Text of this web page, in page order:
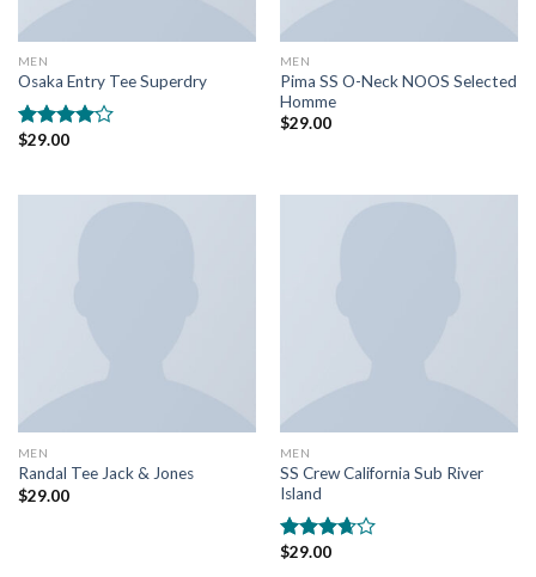
MEN
Osaka Entry Tee Superdry
5
aldı
$29.00
MEN
Pima SS O-Neck NOOS Selected
Homme
$29.00
MEN
Randal Tee Jack & Jones
$29.00
MEN
SS Crew California Sub River
Island
5
$29.00